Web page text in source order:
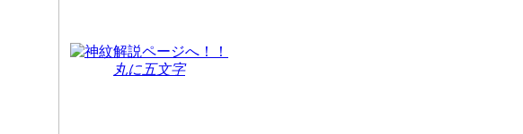
丸に五文字